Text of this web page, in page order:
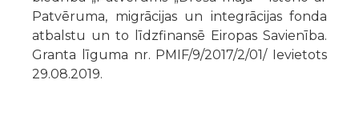
Patvēruma, migrācijas un integrācijas fonda
atbalstu un to līdzfinansē Eiropas Savienība.
Granta līguma nr. PMIF/9/2017/2/01/ Ievietots
29.08.2019.